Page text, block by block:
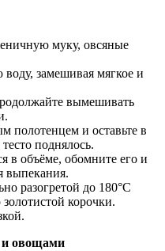
муку, овсяные
замешивая мягкое и
вымешивать
полотенцем и оставьте в
поднялось.
в объёме, обомните его и
выпекания.
разогретой до 180°C
корочки.
и овощами